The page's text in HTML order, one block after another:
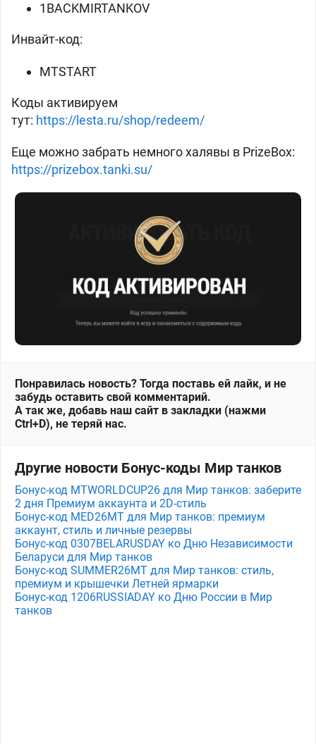
1BACKMIRTANKOV
Инвайт-код:
MTSTART
Коды активируем
тут: https://lesta.ru/shop/redeem/
Еще можно забрать немного халявы в PrizeBox:
https://prizebox.tanki.su/
Понравилась новость? Тогда поставь ей лайк, и не
забудь оставить свой комментарий.
А так же, добавь наш сайт в закладки (нажми
Ctrl+D), не теряй нас.
Другие новости Бонус-коды Мир танков
Бонус-код MTWORLDCUP26 для Мир танков: заберите
2 дня Премиум аккаунта и 2D-стиль
Бонус-код MED26MT для Мир танков: премиум
аккаунт, стиль и личные резервы
Бонус-код 0307BELARUSDAY ко Дню Независимости
Беларуси для Мир танков
Бонус-код SUMMER26MT для Мир танков: стиль,
премиум и крышечки Летней ярмарки
Бонус-код 1206RUSSIADAY ко Дню России в Мир
танков